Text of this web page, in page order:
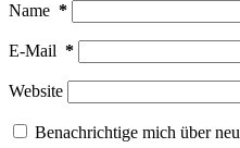
Name *
E-Mail *
Website
Benachrichtige mich über